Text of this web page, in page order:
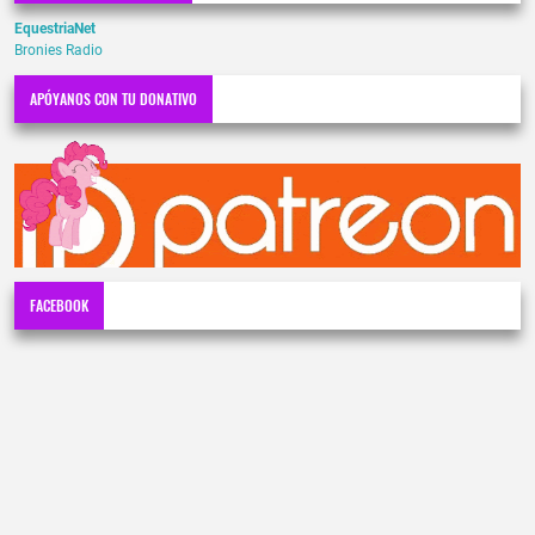
EquestriaNet
Bronies Radio
APÓYANOS CON TU DONATIVO
FACEBOOK